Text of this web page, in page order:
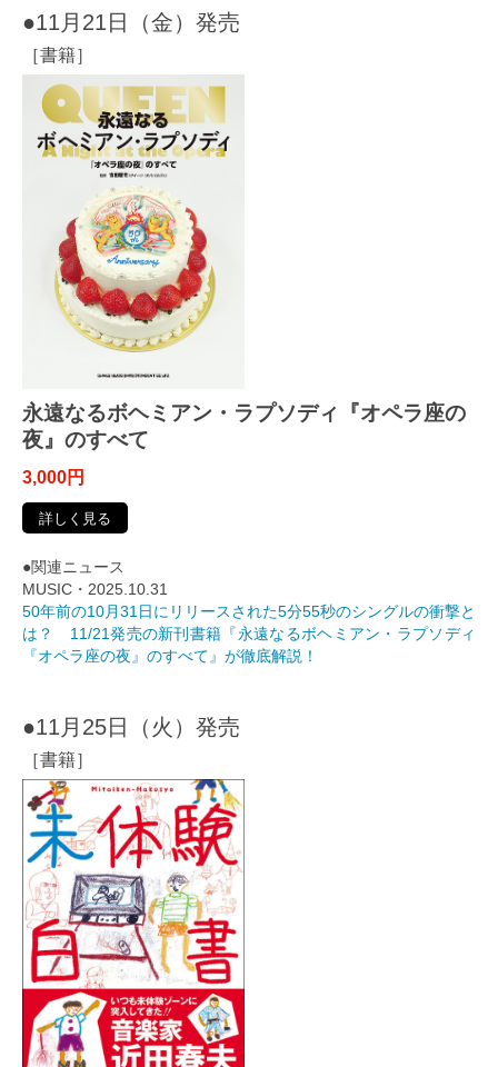
●11月21日（金）発売
［書籍］
永遠なるボヘミアン・ラプソディ『オペラ座の
夜』のすべて
3,000円
詳しく見る
●関連ニュース
MUSIC・2025.10.31
50年前の10月31日にリリースされた5分55秒のシングルの衝撃と
は？ 11/21発売の新刊書籍『永遠なるボヘミアン・ラプソディ
『オペラ座の夜』のすべて』が徹底解説！
●11月25日（火）発売
［書籍］